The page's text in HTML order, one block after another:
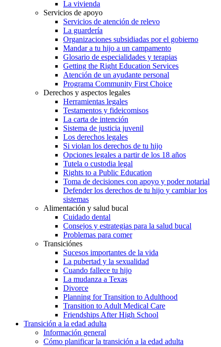
La vivienda
Servicios de apoyo
Servicios de atención de relevo
La guardería
Organizaciones subsidiadas por el gobierno
Mandar a tu hijo a un campamento
Glosario de especialidades y terapias
Getting the Right Education Services
Atención de un ayudante personal
Programa Community First Choice
Derechos y aspectos legales
Herramientas legales
Testamentos y fideicomisos
La carta de intención
Sistema de justicia juvenil
Los derechos legales
Si violan los derechos de tu hijo
Opciones legales a partir de los 18 años
Tutela o custodia legal
Rights to a Public Education
Toma de decisiones con apoyo y poder notarial
Defender los derechos de tu hijo y cambiar los
sistemas
Alimentación y salud bucal
Cuidado dental
Consejos y estrategias para la salud bucal
Problemas para comer
Transiciónes
Sucesos importantes de la vida
La pubertad y la sexualidad
Cuando fallece tu hijo
La mudanza a Texas
Divorce
Planning for Transition to Adulthood
Transition to Adult Medical Care
Friendships After High School
Transición a la edad adulta
Información general
Cómo planificar la transición a la edad adulta